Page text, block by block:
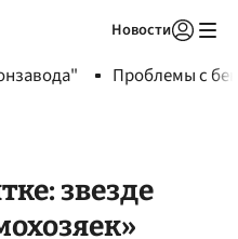
Новости
Проблемы с
звезде